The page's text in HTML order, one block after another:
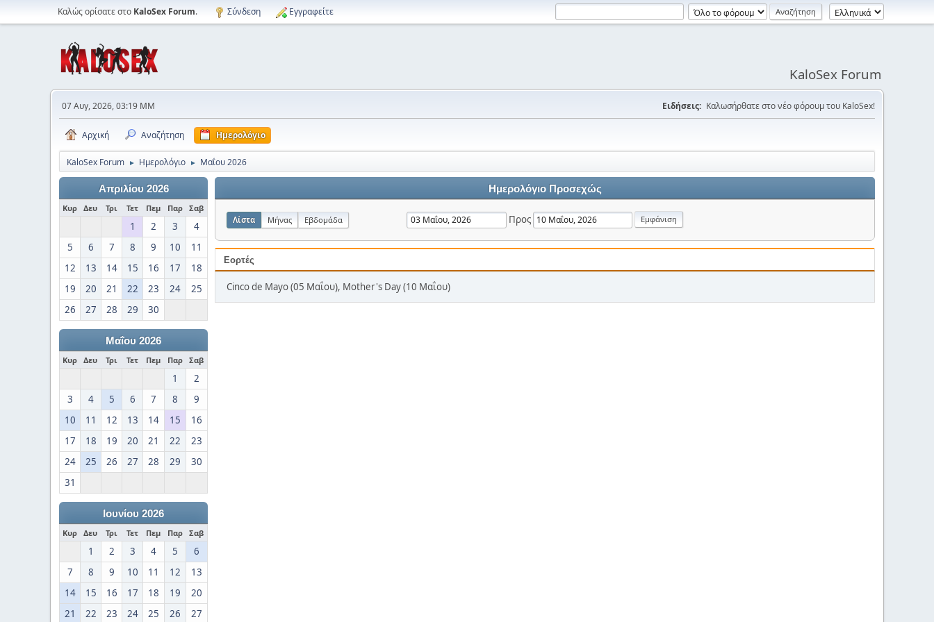
Καλώς ορίσατε στο KaloSex Forum. Σύνδεση Εγγραφείτε
KaloSex Forum
07 Αυγ, 2026, 03:19 ΜΜ Ειδήσεις: Καλωσήρθατε στο νέο φόρουμ του KaloSex!
Αρχική Αναζήτηση Ημερολόγιο
KaloSex Forum ► Ημερολόγιο ► Μαΐου 2026
Απριλίου 2026
Κυρ Δευ Τρι Τετ Πεμ Παρ Σαβ
1 2 3
4
5
6 7 8 9 10
11
12
13 14 15 16 17
18
19
20 21 22 23 24
25
26
27 28 29 30
Μαΐου 2026
Κυρ Δευ Τρι Τετ Πεμ Παρ Σαβ
1
2
3
4 5 6 7 8
9
10
11 12 13 14 15
16
17
18 19 20 21 22
23
24
25 26 27 28 29
30
31
Ιουνίου 2026
Κυρ Δευ Τρι Τετ Πεμ Παρ Σαβ
1 2 3 4 5
6
7
8 9 10 11 12
13
14
15 16 17 18 19
20
21
22 23 24 25 26 27
Ημερολόγιο Προσεχώς
Λίστα Μήνας Εβδομάδα Προς
Εορτές
Cinco de Mayo (05 Μαΐου), Mother's Day (10 Μαΐου)